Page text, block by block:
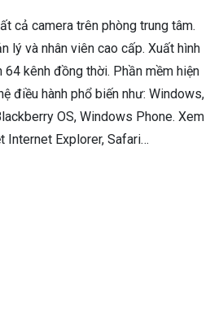
cả camera trên phòng trung tâm.
lý và nhân viên cao cấp. Xuất hình
kênh đồng thời. Phần mềm hiện
điều hành phổ biến như: Windows,
OS, Windows Phone. Xem
Internet Explorer, Safari…